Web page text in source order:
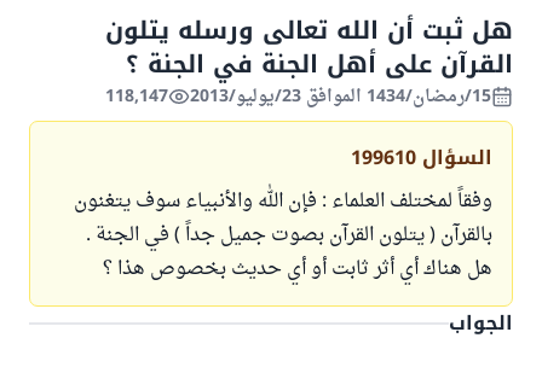
هل ثبت أن الله تعالى ورسله يتلون
القرآن على أهل الجنة في الجنة ؟
15/رمضان/1434 الموافق 23/يوليو/2013 118,147
السؤال 199610
وفقاً لمختلف العلماء : فإن الله والأنبياء سوف يتغنون
بالقرآن ( يتلون القرآن بصوت جميل جداً ) في الجنة .
هل هناك أي أثر ثابت أو أي حديث بخصوص هذا ؟
الجواب